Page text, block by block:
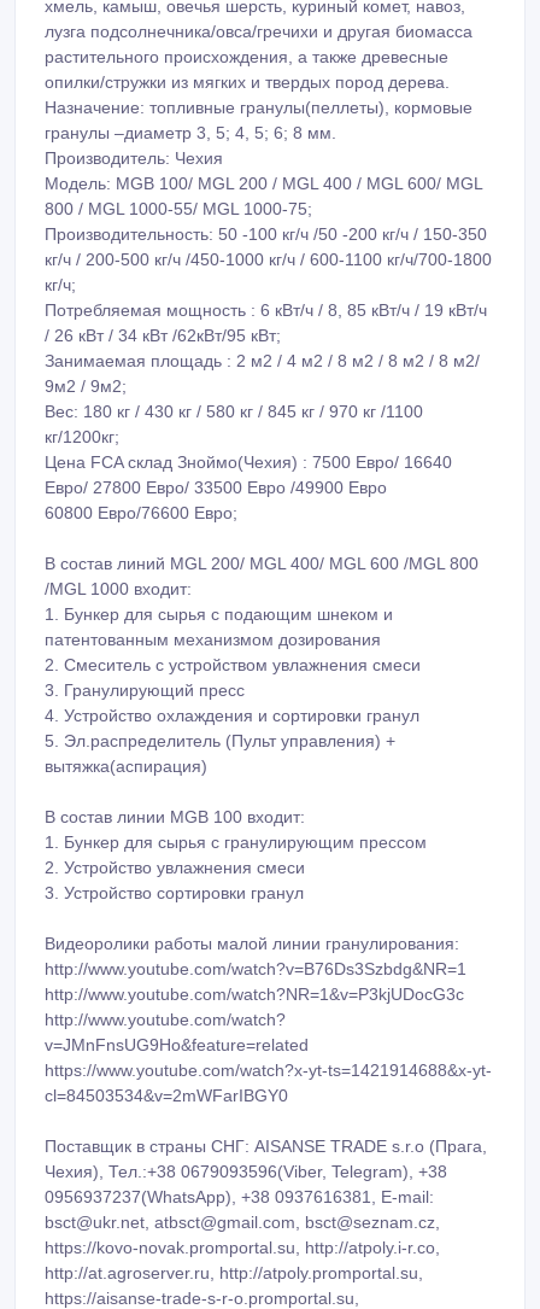
хмель, камыш, овечья шерсть, куриный комет, навоз,
лузга подсолнечника/овса/гречихи и другая биомасса
растительного происхождения, а также древесные
опилки/стружки из мягких и твердых пород дерева.
Назначение: топливные гранулы(пеллеты), кормовые
гранулы –диаметр 3, 5; 4, 5; 6; 8 мм.
Производитель: Чехия
Модель: MGB 100/ MGL 200 / MGL 400 / MGL 600/ MGL
800 / MGL 1000-55/ MGL 1000-75;
Производительность: 50 -100 кг/ч /50 -200 кг/ч / 150-350
кг/ч / 200-500 кг/ч /450-1000 кг/ч / 600-1100 кг/ч/700-1800
кг/ч;
Потребляемая мощность : 6 кВт/ч / 8, 85 кВт/ч / 19 кВт/ч
/ 26 кВт / 34 кВт /62кВт/95 кВт;
Занимаемая площадь : 2 м2 / 4 м2 / 8 м2 / 8 м2 / 8 м2/
9м2 / 9м2;
Вес: 180 кг / 430 кг / 580 кг / 845 кг / 970 кг /1100
кг/1200кг;
Цена FCA склад Зноймо(Чехия) : 7500 Евро/ 16640
Евро/ 27800 Евро/ 33500 Евро /49900 Евро
60800 Евро/76600 Евро;
В состав линий MGL 200/ MGL 400/ MGL 600 /MGL 800
/MGL 1000 входит:
1. Бункер для сырья с подающим шнеком и
патентованным механизмом дозирования
2. Смеситель с устройством увлажнения смеси
3. Гранулирующий пресс
4. Устройство охлаждения и сортировки гранул
5. Эл.распределитель (Пульт управления) +
вытяжка(аспирация)
В состав линии MGB 100 входит:
1. Бункер для сырья с гранулирующим прессом
2. Устройство увлажнения смеси
3. Устройство сортировки гранул
Видеоролики работы малой линии гранулирования:
http://www.youtube.com/watch?v=B76Ds3Szbdg&NR=1
http://www.youtube.com/watch?NR=1&v=P3kjUDocG3c
http://www.youtube.com/watch?
v=JMnFnsUG9Ho&feature=related
https://www.youtube.com/watch?x-yt-ts=1421914688&x-yt-
cl=84503534&v=2mWFarIBGY0
Поставщик в страны СНГ: AISANSE TRADE s.r.o (Прага,
Чехия), Тел.:+38 0679093596(Viber, Telegram), +38
0956937237(WhatsApp), +38 0937616381, E-mail:
bsct@ukr.net, atbsct@gmail.com, bsct@seznam.cz,
https://kovo-novak.promportal.su, http://atpoly.i-r.co,
http://at.agroserver.ru, http://atpoly.promportal.su,
https://aisanse-trade-s-r-o.promportal.su,